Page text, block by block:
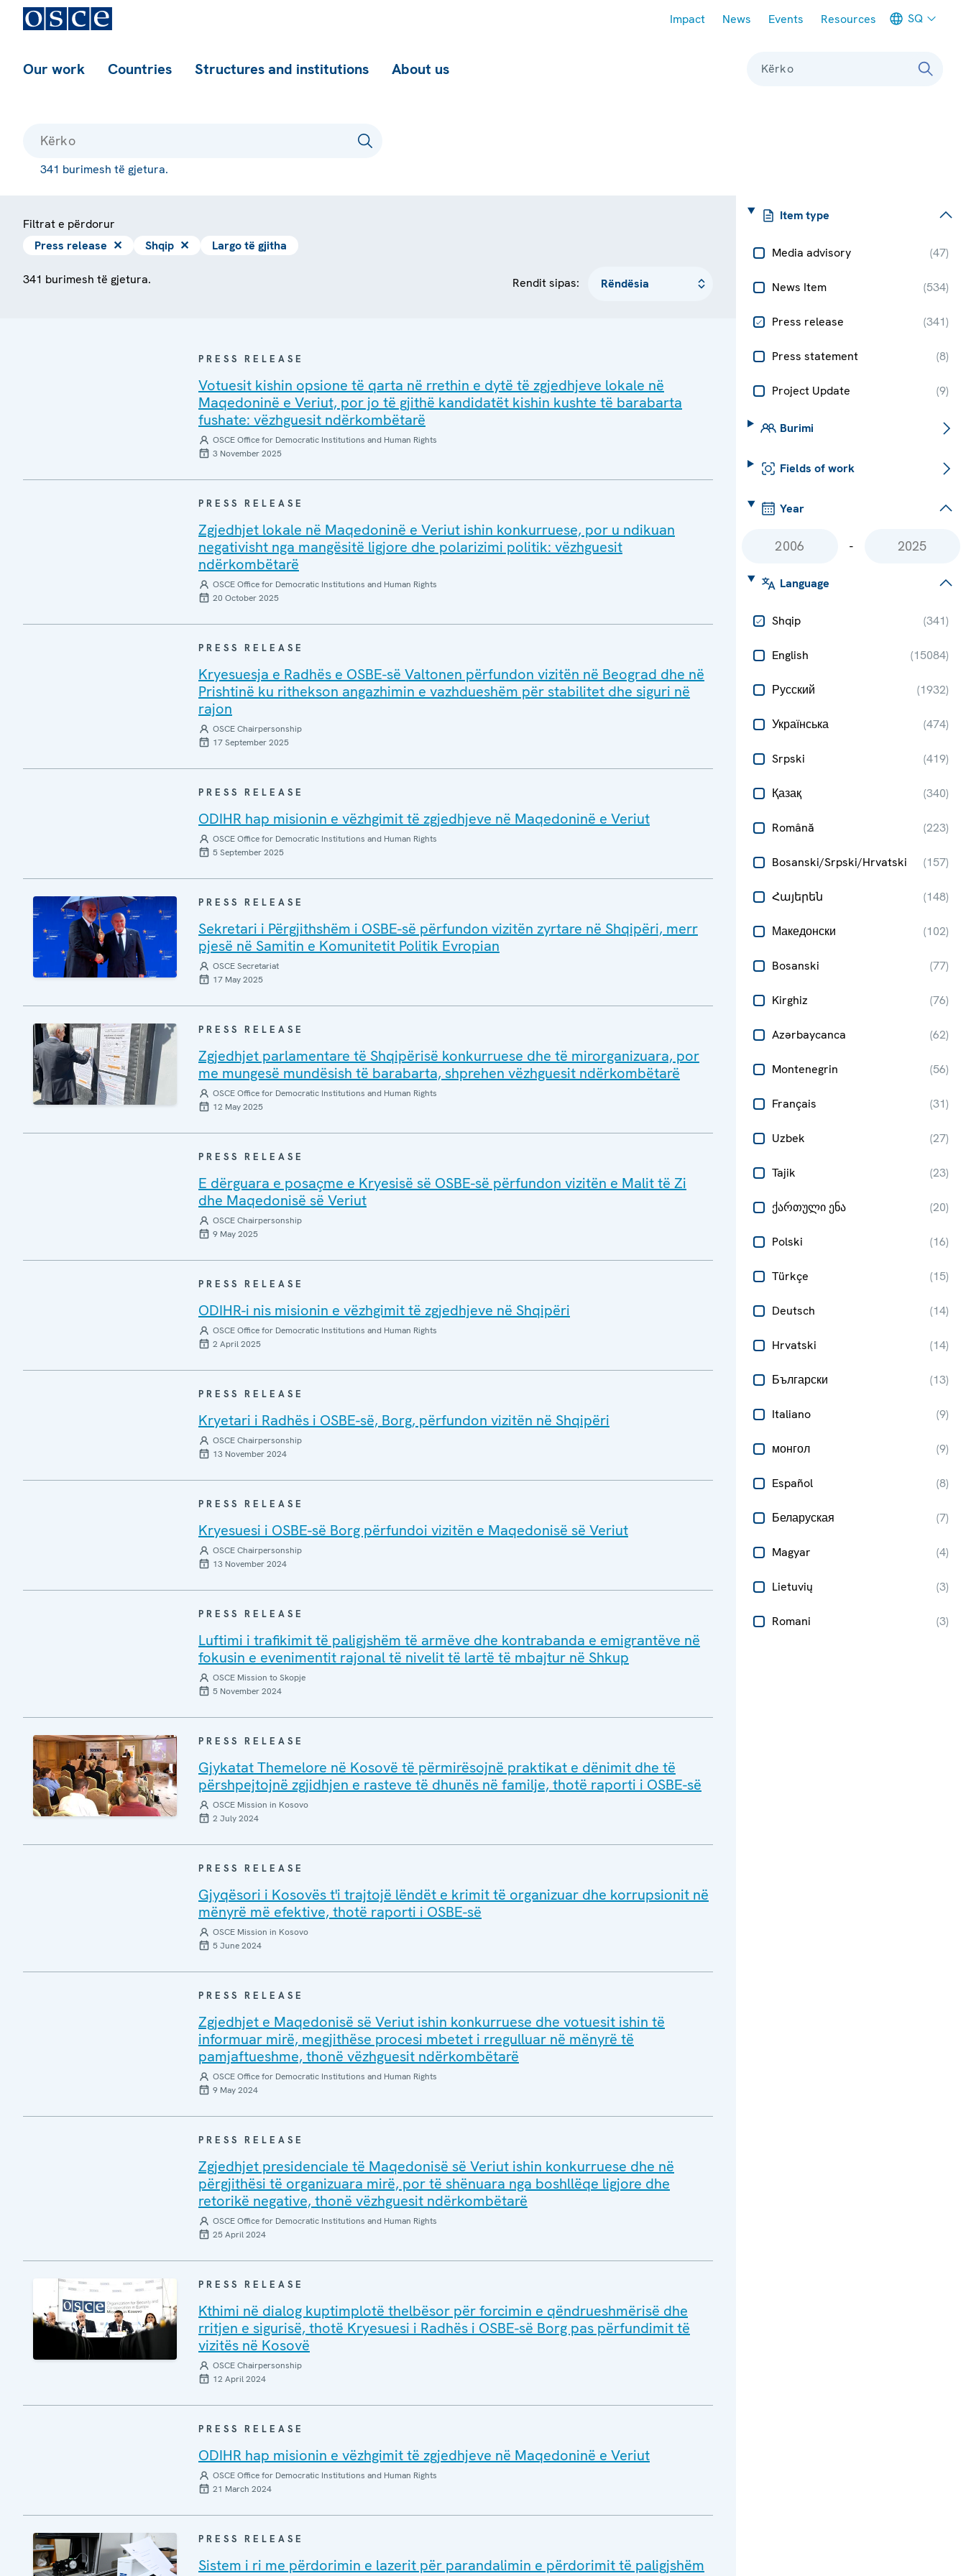
Impact News Events Resources SQ
Our work Countries Structures and institutions About us Kërko
341 burimesh të gjetura.
Item type
Media advisory (47)
News Item (534)
Press release (341)
Press statement (8)
Project Update (9)
Burimi
Fields of work
Year
-
Language
Shqip (341)
English (15084)
Русский (1932)
Українська (474)
Srpski (419)
Қазақ (340)
Română (223)
Bosanski/Srpski/Hrvatski (157)
Հայերեն (148)
Македонски (102)
Bosanski (77)
Kirghiz (76)
Azərbaycanca (62)
Montenegrin (56)
Français (31)
Uzbek (27)
Tajik (23)
ქართული ენა (20)
Polski (16)
Türkçe (15)
Deutsch (14)
Hrvatski (14)
Български (13)
Italiano (9)
монгол (9)
Español (8)
Беларуская (7)
Magyar (4)
Lietuvių (3)
Romani (3)
Filtrat e përdorur
Press release ✕ Shqip ✕ Largo të gjitha
341 burimesh të gjetura. Rendit sipas:
PRESS RELEASE
Votuesit kishin opsione të qarta në rrethin e dytë të zgjedhjeve lokale në
Maqedoninë e Veriut, por jo të gjithë kandidatët kishin kushte të barabarta
fushate: vëzhguesit ndërkombëtarë
OSCE Office for Democratic Institutions and Human Rights
3 November 2025
PRESS RELEASE
Zgjedhjet lokale në Maqedoninë e Veriut ishin konkurruese, por u ndikuan
negativisht nga mangësitë ligjore dhe polarizimi politik: vëzhguesit
ndërkombëtarë
OSCE Office for Democratic Institutions and Human Rights
20 October 2025
PRESS RELEASE
Kryesuesja e Radhës e OSBE-së Valtonen përfundon vizitën në Beograd dhe në
Prishtinë ku rithekson angazhimin e vazhdueshëm për stabilitet dhe siguri në
rajon
OSCE Chairpersonship
17 September 2025
PRESS RELEASE
ODIHR hap misionin e vëzhgimit të zgjedhjeve në Maqedoninë e Veriut
OSCE Office for Democratic Institutions and Human Rights
5 September 2025
PRESS RELEASE
Sekretari i Përgjithshëm i OSBE-së përfundon vizitën zyrtare në Shqipëri, merr
pjesë në Samitin e Komunitetit Politik Evropian
OSCE Secretariat
17 May 2025
PRESS RELEASE
Zgjedhjet parlamentare të Shqipërisë konkurruese dhe të mirorganizuara, por
me mungesë mundësish të barabarta, shprehen vëzhguesit ndërkombëtarë
OSCE Office for Democratic Institutions and Human Rights
12 May 2025
PRESS RELEASE
E dërguara e posaçme e Kryesisë së OSBE-së përfundon vizitën e Malit të Zi
dhe Maqedonisë së Veriut
OSCE Chairpersonship
9 May 2025
PRESS RELEASE
ODIHR-i nis misionin e vëzhgimit të zgjedhjeve në Shqipëri
OSCE Office for Democratic Institutions and Human Rights
2 April 2025
PRESS RELEASE
Kryetari i Radhës i OSBE-së, Borg, përfundon vizitën në Shqipëri
OSCE Chairpersonship
13 November 2024
PRESS RELEASE
Kryesuesi i OSBE-së Borg përfundoi vizitën e Maqedonisë së Veriut
OSCE Chairpersonship
13 November 2024
PRESS RELEASE
Luftimi i trafikimit të paligjshëm të armëve dhe kontrabanda e emigrantëve në
fokusin e evenimentit rajonal të nivelit të lartë të mbajtur në Shkup
OSCE Mission to Skopje
5 November 2024
PRESS RELEASE
Gjykatat Themelore në Kosovë të përmirësojnë praktikat e dënimit dhe të
përshpejtojnë zgjidhjen e rasteve të dhunës në familje, thotë raporti i OSBE-së
OSCE Mission in Kosovo
2 July 2024
PRESS RELEASE
Gjyqësori i Kosovës t'i trajtojë lëndët e krimit të organizuar dhe korrupsionit në
mënyrë më efektive, thotë raporti i OSBE-së
OSCE Mission in Kosovo
5 June 2024
PRESS RELEASE
Zgjedhjet e Maqedonisë së Veriut ishin konkurruese dhe votuesit ishin të
informuar mirë, megjithëse procesi mbetet i rregulluar në mënyrë të
pamjaftueshme, thonë vëzhguesit ndërkombëtarë
OSCE Office for Democratic Institutions and Human Rights
9 May 2024
PRESS RELEASE
Zgjedhjet presidenciale të Maqedonisë së Veriut ishin konkurruese dhe në
përgjithësi të organizuara mirë, por të shënuara nga boshllëqe ligjore dhe
retorikë negative, thonë vëzhguesit ndërkombëtarë
OSCE Office for Democratic Institutions and Human Rights
25 April 2024
PRESS RELEASE
Kthimi në dialog kuptimplotë thelbësor për forcimin e qëndrueshmërisë dhe
rritjen e sigurisë, thotë Kryesuesi i Radhës i OSBE-së Borg pas përfundimit të
vizitës në Kosovë
OSCE Chairpersonship
12 April 2024
PRESS RELEASE
ODIHR hap misionin e vëzhgimit të zgjedhjeve në Maqedoninë e Veriut
OSCE Office for Democratic Institutions and Human Rights
21 March 2024
PRESS RELEASE
Sistem i ri me përdorimin e lazerit për parandalimin e përdorimit të paligjshëm